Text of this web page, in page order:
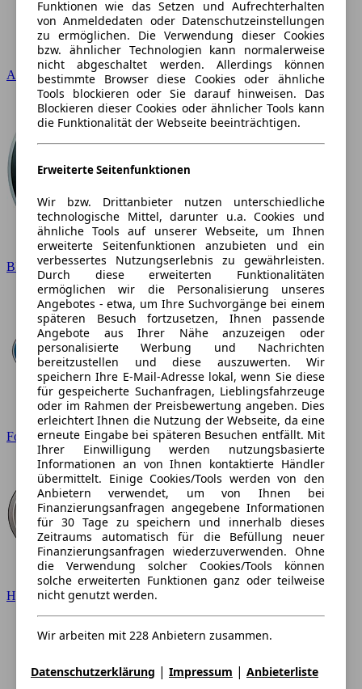
Audi
BMW
Ford
Hyundai
Funktionen wie das Setzen und Aufrechterhalten
von Anmeldedaten oder Datenschutzeinstellungen
zu ermöglichen. Die Verwendung dieser Cookies
bzw. ähnlicher Technologien kann normalerweise
nicht abgeschaltet werden. Allerdings können
bestimmte Browser diese Cookies oder ähnliche
Tools blockieren oder Sie darauf hinweisen. Das
Blockieren dieser Cookies oder ähnlicher Tools kann
die Funktionalität der Webseite beeinträchtigen.
Erweiterte Seitenfunktionen
Wir bzw. Drittanbieter nutzen unterschiedliche
technologische Mittel, darunter u.a. Cookies und
ähnliche Tools auf unserer Webseite, um Ihnen
erweiterte Seitenfunktionen anzubieten und ein
verbessertes Nutzungserlebnis zu gewährleisten.
Durch diese erweiterten Funktionalitäten
ermöglichen wir die Personalisierung unseres
Angebotes - etwa, um Ihre Suchvorgänge bei einem
späteren Besuch fortzusetzen, Ihnen passende
Angebote aus Ihrer Nähe anzuzeigen oder
personalisierte Werbung und Nachrichten
bereitzustellen und diese auszuwerten. Wir
speichern Ihre E-Mail-Adresse lokal, wenn Sie diese
für gespeicherte Suchanfragen, Lieblingsfahrzeuge
oder im Rahmen der Preisbewertung angeben. Dies
erleichtert Ihnen die Nutzung der Webseite, da eine
erneute Eingabe bei späteren Besuchen entfällt. Mit
Ihrer Einwilligung werden nutzungsbasierte
Informationen an von Ihnen kontaktierte Händler
übermittelt. Einige Cookies/Tools werden von den
Anbietern verwendet, um von Ihnen bei
Finanzierungsanfragen angegebene Informationen
für 30 Tage zu speichern und innerhalb dieses
Zeitraums automatisch für die Befüllung neuer
Finanzierungsanfragen wiederzuverwenden. Ohne
die Verwendung solcher Cookies/Tools können
solche erweiterten Funktionen ganz oder teilweise
nicht genutzt werden.
Wir arbeiten mit 228 Anbietern zusammen.
Datenschutzerklärung | Impressum | Anbieterliste